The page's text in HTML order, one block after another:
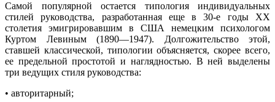
Самой популярной остается типология индивидуальных
стилей руководства, разработанная еще в 30-е годы XX
столетия эмигрировавшим в США немецким психологом
Куртом Левиным (1890—1947). Долгожительство этой,
ставшей классической, типологии объясняется, скорее всего,
ее предельной простотой и наглядностью. В ней выделены
три ведущих стиля руководства:
• авторитарный;